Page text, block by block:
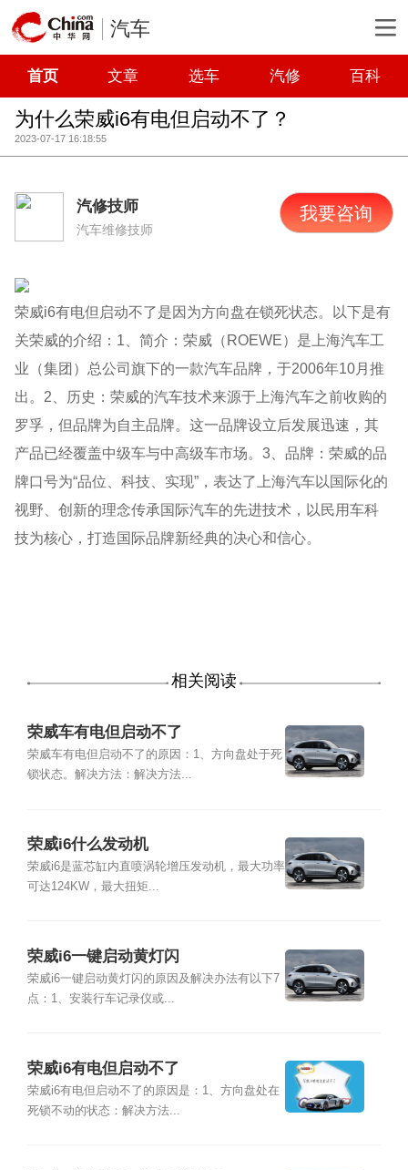
汽车
首页 文章 选车 汽修 百科
为什么荣威i6有电但启动不了？
2023-07-17 16:18:55
汽修技师
汽车维修技师
我要咨询
荣威i6有电但启动不了是因为方向盘在锁死状态。以下是有
关荣威的介绍：1、简介：荣威（ROEWE）是上海汽车工
业（集团）总公司旗下的一款汽车品牌，于2006年10月推
出。2、历史：荣威的汽车技术来源于上海汽车之前收购的
罗孚，但品牌为自主品牌。这一品牌设立后发展迅速，其
产品已经覆盖中级车与中高级车市场。3、品牌：荣威的品
牌口号为“品位、科技、实现”，表达了上海汽车以国际化的
视野、创新的理念传承国际汽车的先进技术，以民用车科
技为核心，打造国际品牌新经典的决心和信心。
相关阅读
荣威车有电但启动不了
荣威车有电但启动不了的原因：1、方向盘处于死
锁状态。解决方法：解决方法...
荣威i6什么发动机
荣威i6是蓝芯缸内直喷涡轮增压发动机，最大功率
可达124KW，最大扭矩...
荣威i6一键启动黄灯闪
荣威i6一键启动黄灯闪的原因及解决办法有以下7
点：1、安装行车记录仪或...
荣威i6有电但启动不了
荣威i6有电但启动不了的原因是：1、方向盘处在
死锁不动的状态：解决方法...